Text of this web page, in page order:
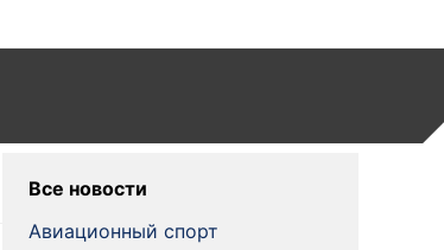
Все новости
Авиационный спорт